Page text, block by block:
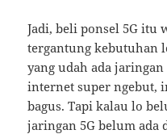
Jadi, beli ponsel 5G itu
tergantung kebutuhan
yang udah ada
internet super ngebut,
bagus. Tapi kalau lo
jaringan 5G belum ada